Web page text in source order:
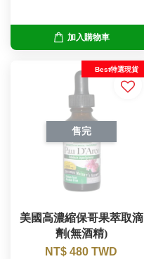
加入購物車
售完
Best特選現貨
美國高濃縮保哥果萃取滴
劑(無酒精)
NT$ 480 TWD